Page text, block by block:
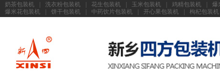
奶茶包装机 洗衣粉包装机 花生包装机 玉米包装机 鸡精包装机
爆
爆米花包装机
饼干包装机 中药饮片包装机 开心果包装机 枸杞包装机